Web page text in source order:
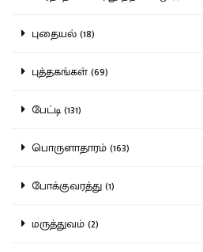
புதையல் (18)
புத்தகங்கள் (69)
பேட்டி (131)
பொருளாதாரம் (163)
போக்குவரத்து (1)
மருத்துவம் (2)